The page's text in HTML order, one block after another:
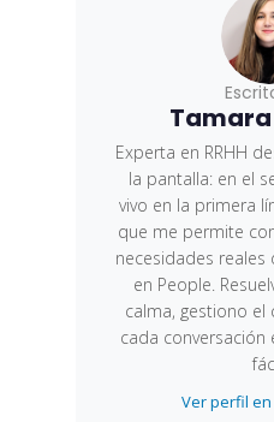
Experta en RRHH
la pantalla: en el
vivo en la primera
que me permite
necesidades reales
en People.
calma, gestiono
cada conversación
Ver perfil